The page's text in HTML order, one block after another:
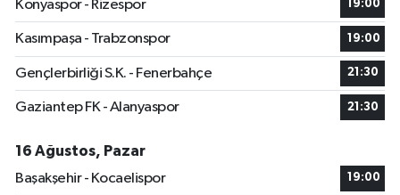
Konyaspor - Rizespor
19:00
Kasımpaşa - Trabzonspor 19:00
Gençlerbirliği S.K. - Fenerbahçe 21:30
Gaziantep FK - Alanyaspor 21:30
16 Ağustos, Pazar
Başakşehir - Kocaelispor
19:00